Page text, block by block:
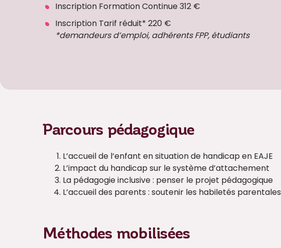
Inscription Formation Continue 312 €
Inscription Tarif réduit* 220 €
*demandeurs d’emploi, adhérents FPP, étudiants
Parcours pédagogique
L’accueil de l’enfant en situation de handicap en EAJE
L’impact du handicap sur le système d’attachement
La pédagogie inclusive : penser le projet pédagogique
L’accueil des parents : soutenir les habiletés parentales
Méthodes mobilisées